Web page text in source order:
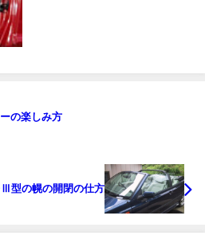
の楽しみ方
型の幌の開閉の仕方